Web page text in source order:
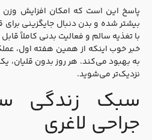
پاسخ این است که امکان افزایش وزن
بیشتر شده و بدن دنبال جایگزینی برای
با تغذیه سالم و فعالیت بدنی کاملاً قابل
خبر خوب اینکه از همین هفته اول،
به بهبود می‌کند. هر روز بدون قلیان،
نزدیک‌تر می‌شوید.
سبک زندگی
جراحی لاغری